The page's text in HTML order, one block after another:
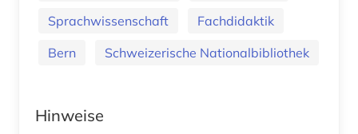
Sprachwissenschaft
Fachdidaktik
Bern
Schweizerische Nationalbibliothek
Hinweise